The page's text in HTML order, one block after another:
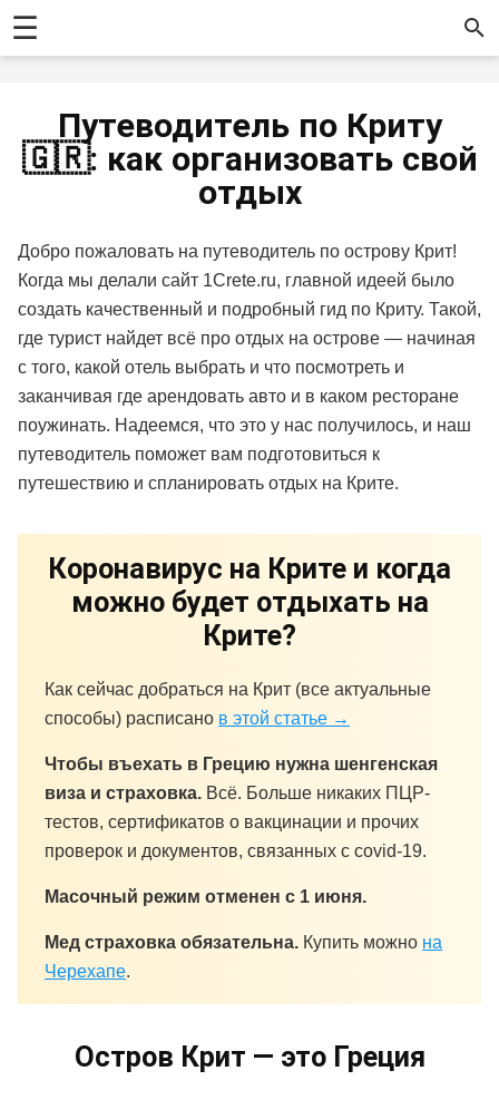
☰
Путеводитель по Криту
🇬🇷: как организовать свой
отдых
Добро пожаловать на путеводитель по острову Крит!
Когда мы делали сайт 1Crete.ru, главной идеей было
создать качественный и подробный гид по Криту. Такой,
где турист найдет всё про отдых на острове — начиная
с того, какой отель выбрать и что посмотреть и
заканчивая где арендовать авто и в каком ресторане
поужинать. Надеемся, что это у нас получилось, и наш
путеводитель поможет вам подготовиться к
путешествию и спланировать отдых на Крите.
Коронавирус на Крите и когда
можно будет отдыхать на
Крите?
Как сейчас добраться на Крит (все актуальные
способы) расписано в этой статье →
Чтобы въехать в Грецию нужна шенгенская
виза и страховка. Всё. Больше никаких ПЦР-
тестов, сертификатов о вакцинации и прочих
проверок и документов, связанных с covid-19.
Масочный режим отменен с 1 июня.
Мед страховка обязательна. Купить можно на
Черехапе.
Остров Крит — это Греция